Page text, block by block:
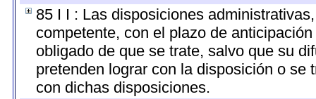
85 I I : Las disposiciones
competente, con el plazo de
obligado de que se trate, salvo que su
pretenden lograr con la disposición o se
con dichas disposiciones.